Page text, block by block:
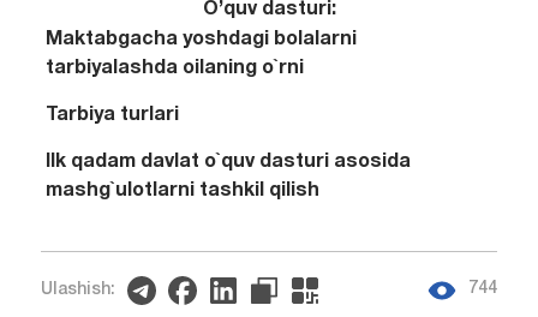
O’quv dasturi:
Maktabgacha yoshdagi bolalarni
tarbiyalashda oilaning o`rni
Tarbiya turlari
Ilk qadam davlat o`quv dasturi asosida
mashg`ulotlarni tashkil qilish
Ulashish: 744